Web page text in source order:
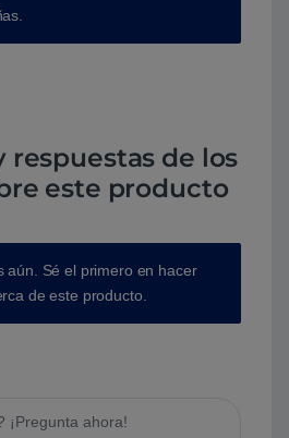
respuestas de los
este producto
aún. Sé el primero en hacer
de este producto.